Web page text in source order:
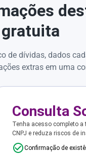
de dívidas, dados
extras em uma
Consulta
Tenha acesso completo
CNPJ e reduza riscos de
Confirmação de